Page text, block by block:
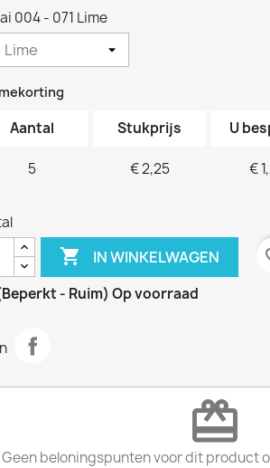
004 - 071 Lime
Aantal Stukprijs U
5 € 2,25 €
 IN WINKELWAGEN
- Ruim) Op voorraad
redeem
Geen beloningspunten voor dit product